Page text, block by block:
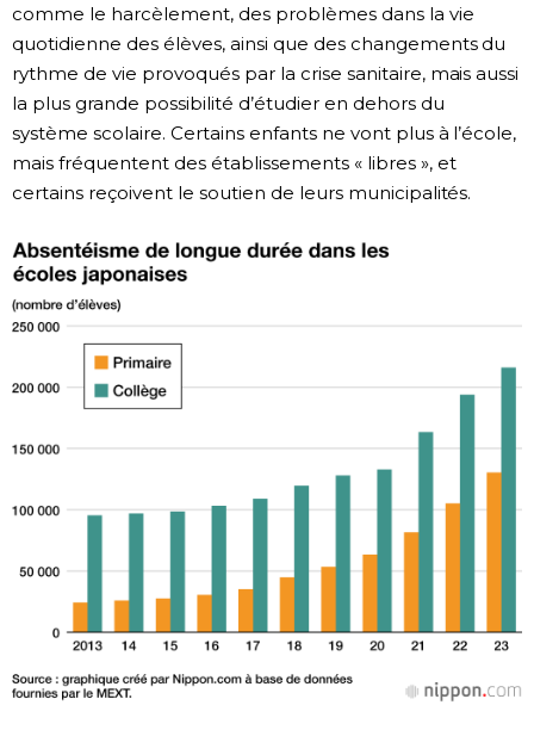
comme le harcèlement, des problèmes dans la vie
quotidienne des élèves, ainsi que des changements du
rythme de vie provoqués par la crise sanitaire, mais aussi
la plus grande possibilité d’étudier en dehors du
système scolaire. Certains enfants ne vont plus à l’école,
mais fréquentent des établissements « libres », et
certains reçoivent le soutien de leurs municipalités.